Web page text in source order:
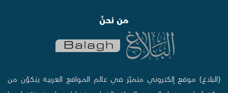
من نحنُ
(البلاغ) موقع إلكتروني متميّز في عالم المواقع العربية يتكوّن من